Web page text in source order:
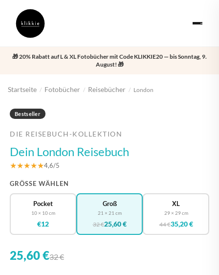
🎁 20% Rabatt auf L & XL Fotobücher mit Code KLIKKIE20 — bis Sonntag, 9.
August! 🎁
Startseite / Fotobücher / Reisebücher / London
Bestseller
DIE REISEBUCH-KOLLEKTION
Dein London Reisebuch
★★★★★4,6/5
GRÖSSE WÄHLEN
Pocket
10 × 10 cm
€12
Groß
21 × 21 cm
32 €25,60 €
XL
29 × 29 cm
44 €35,20 €
25,60 €32 €